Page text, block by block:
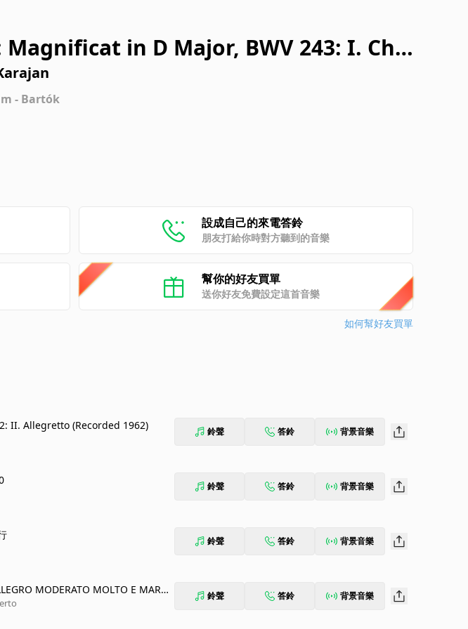
Magnificat in D Major, BWV 243: I. Cho
anima mea
- Bartók
設成自己的來電答鈴
朋友打給你時對方聽到的音樂
幫你的好友買單
送你好友免費設定這首音樂
如何幫好友買單
II. Allegretto (Recorded 1962) 鈴聲 答鈴 背景音樂
鈴聲 答鈴 背景音樂
鈴聲 答鈴 背景音樂
MODERATO MOLTO E MARCA
鈴聲 答鈴 背景音樂